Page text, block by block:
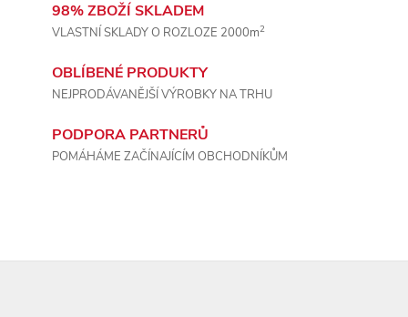
98% ZBOŽÍ SKLADEM
VLASTNÍ SKLADY O ROZLOZE 2000m2
OBLÍBENÉ PRODUKTY
NEJPRODÁVANĚJŠÍ VÝROBKY NA TRHU
PODPORA PARTNERŮ
POMÁHÁME ZAČÍNAJÍCÍM OBCHODNÍKŮM